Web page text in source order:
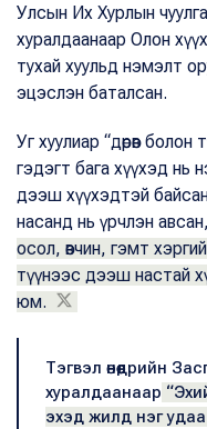
Улсын Их Хурлын
хуралдаанаар Олон
тухай хуульд нэмэлт
эцэслэн баталсан.
Уг хуулиар “дөрөв болон
гэдэгт бага хүүхэд нь
дээш хүүхэдтэй байсан
насанд нь үрчлэн
осол, өвчин, гэмт
түүнээс дээш настай
юм.
Тэгвэл өнөөдрийн
хуралдаанаар
эхэд жилд нэг удаа